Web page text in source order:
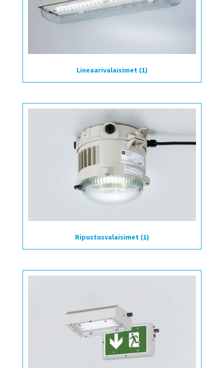
Lineaarivalaisimet (1)
Ripustusvalaisimet (1)